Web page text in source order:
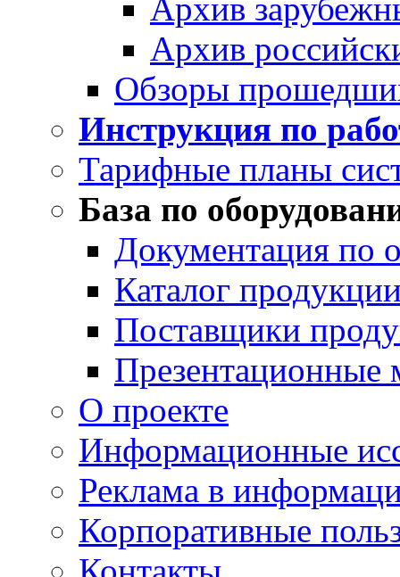
Архив
Архив
Обзоры
Инструкция по
Тарифные планы
База по
Документация по
Каталог
Поставщики
Презентационные
О проекте
Информационные
Реклама в
Корпоративные